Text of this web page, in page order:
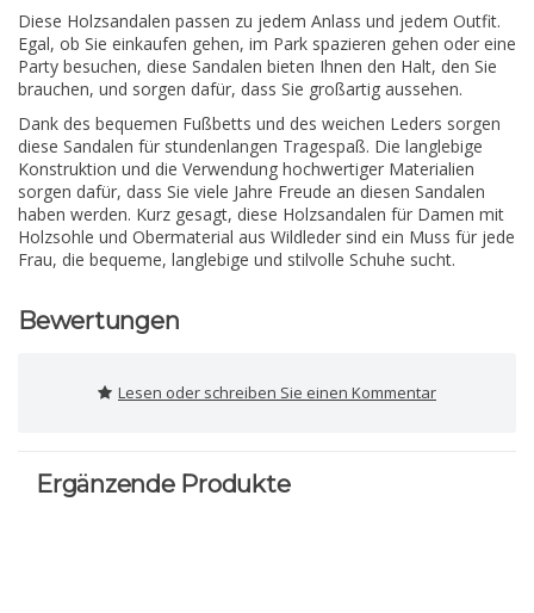
Diese Holzsandalen passen zu jedem Anlass und jedem Outfit.
Egal, ob Sie einkaufen gehen, im Park spazieren gehen oder eine
Party besuchen, diese Sandalen bieten Ihnen den Halt, den Sie
brauchen, und sorgen dafür, dass Sie großartig aussehen.
Dank des bequemen Fußbetts und des weichen Leders sorgen
diese Sandalen für stundenlangen Tragespaß. Die langlebige
Konstruktion und die Verwendung hochwertiger Materialien
sorgen dafür, dass Sie viele Jahre Freude an diesen Sandalen
haben werden. Kurz gesagt, diese Holzsandalen für Damen mit
Holzsohle und Obermaterial aus Wildleder sind ein Muss für jede
Frau, die bequeme, langlebige und stilvolle Schuhe sucht.
Bewertungen
Lesen oder schreiben Sie einen Kommentar
Ergänzende Produkte